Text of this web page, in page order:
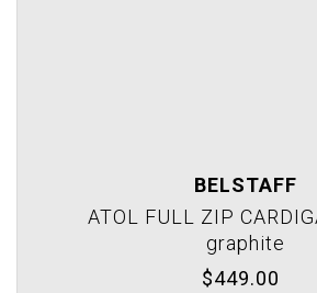
BELSTAFF
ATOL FULL ZIP
graphite
$449.00